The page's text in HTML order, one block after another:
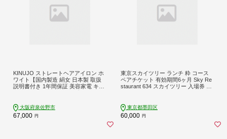
KINUJO ストレートヘアアイロン ホ
ワイト【国内製造 絹女 日本製 取扱
説明書付き 1年間保証 美容家電 キヌ
大阪府泉佐野市
67,000 円
東京スカイツリー ランチ 粋 コース
ペアチケット 有効期間6ヶ月 Sky Re
staurant 634 スカイツリー 入場券 ペ
田区東京都墨田区
60,000 円